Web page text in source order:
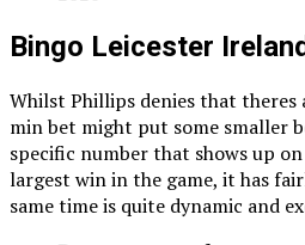
Bingo Leicester Ireland
Whilst Phillips denies that theres
min bet might put some smaller
specific number that shows up
largest win in the game, it has
same time is quite dynamic and